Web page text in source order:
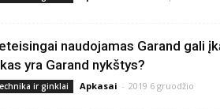
naudojamas Garand gali
yra Garand nykštys?
ir ginklai Apkasai - 2019 6 gruodžio